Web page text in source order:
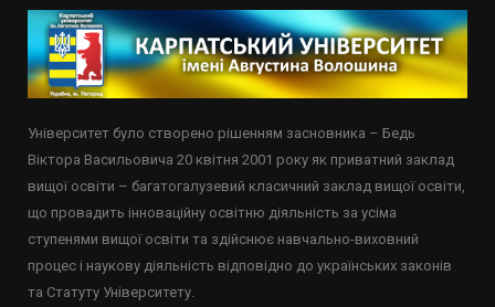
Університет було створено рішенням засновника – Бедь
Віктора Васильовича 20 квітня 2001 року як приватний заклад
вищої освіти – багатогалузевий класичний заклад вищої освіти,
що провадить інноваційну освітню діяльність за усіма
ступенями вищої освіти та здійснює навчально-виховний
процес і наукову діяльність відповідно до українських законів
та Статуту Університету.